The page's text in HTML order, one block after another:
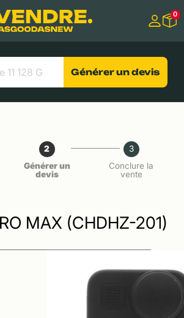
0
Générer un devis
2
Générer un
devis
3
Conclure la
vente
MAX (CHDHZ-201)